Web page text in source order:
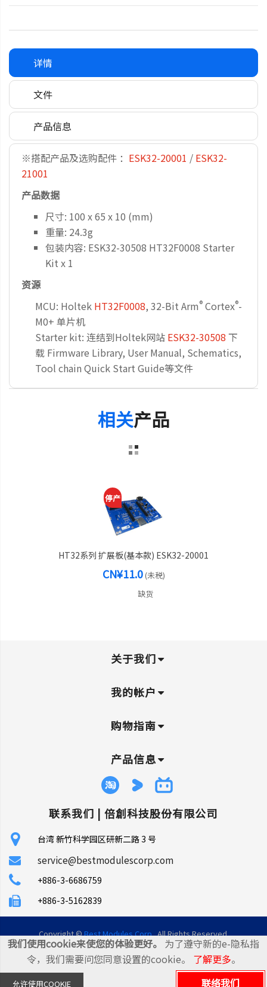
我们使用cookie来使您的体验更好。 为了遵守新的e-隐私指
令，我们需要问您同意设置的cookie。 了解更多。
允许使用COOKIE
详情
文件
产品信息
※搭配产品及选购配件 ： ESK32-20001 / ESK32-
21001
产品数据
尺寸: 100 x 65 x 10 (mm)
重量: 24.3g
包装内容: ESK32-30508 HT32F0008 Starter
Kit x 1
资源
MCU: Holtek HT32F0008, 32-Bit Arm® Cortex®-
M0+ 单片机
Starter kit: 连结到Holtek网站 ESK32-30508 下
载 Firmware Library, User Manual, Schematics,
Tool chain Quick Start Guide等文件
相关产品
停产
HT32系列 扩展板(基本款) ESK32-20001
CN¥11.0(未税)
缺货
关于我们
我的帐户
购物指南
产品信息
联系我们 | 倍創科技股份有限公司
台湾 新竹科学园区研新二路 3 号
service@bestmodulescorp.com
+886-3-6686759
+886-3-5162839
Copyright ©Best Modules Corp. All Rights Reserved.
|
网站地图
联络我们